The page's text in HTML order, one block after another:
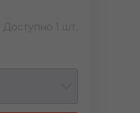
Доступно 1 шт.